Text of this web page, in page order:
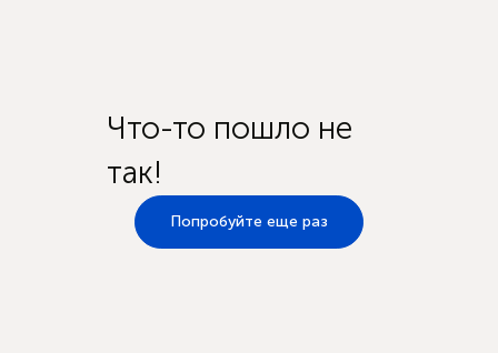
Что-то пошло не
так!
Попробуйте еще раз